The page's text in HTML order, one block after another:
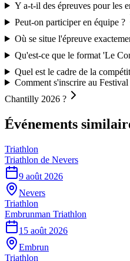
Y a-t-il des épreuves pour les
Peut-on participer en équipe ?
Où se situe l'épreuve
Qu'est-ce que le format 'Le
Quel est le cadre de la
Comment s'inscrire au
Chantilly 2026 ?
Événements
Triathlon
Triathlon de Nevers
9 août 2026
Nevers
Triathlon
Embrunman Triathlon
15 août 2026
Embrun
Triathlon